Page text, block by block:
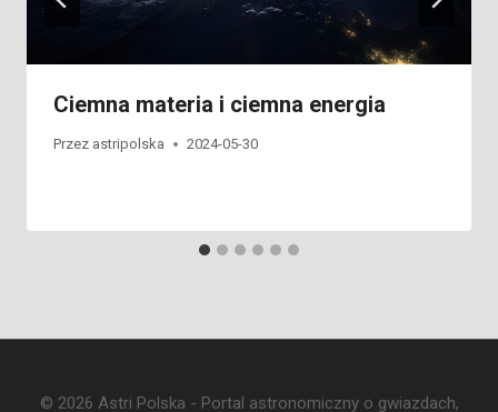
Ciemna materia i ciemna energia
Przez astripolska 2024-05-30
© 2026 Astri Polska - Portal astronomiczny o gwiazdach,